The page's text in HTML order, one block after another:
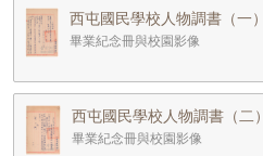
西屯國民學校人物調書（一）
畢業紀念冊與校園影像
西屯國民學校人物調書（二）
畢業紀念冊與校園影像